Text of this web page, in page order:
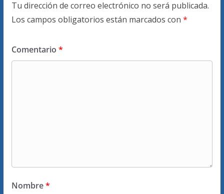
Tu dirección de correo electrónico no será publicada.
Los campos obligatorios están marcados con *
Comentario *
Nombre*